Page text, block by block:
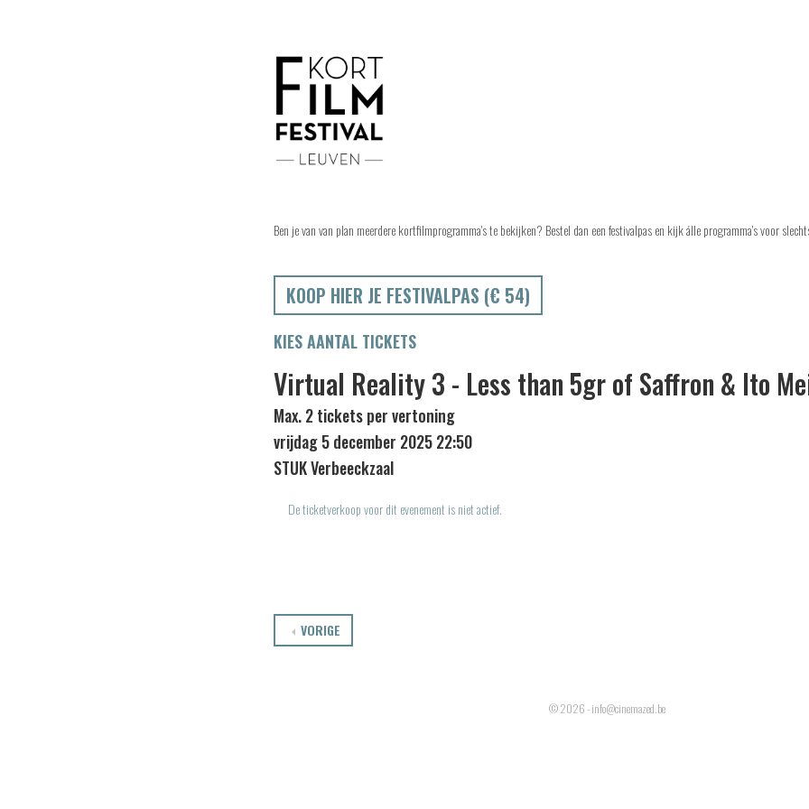
Ben je van van plan meerdere kortfilmprogramma's te bekijken? Bestel dan een festivalpas en kijk álle programma's voor
KOOP HIER JE FESTIVALPAS (€ 54)
KIES AANTAL TICKETS
Virtual Reality 3 - Less than 5gr of Saffron & Ito
Max. 2 tickets per vertoning
vrijdag 5 december 2025 22:50
STUK Verbeeckzaal
De ticketverkoop voor dit evenement is niet actief.
VORIGE
© 2026 - info@cinemazed.be